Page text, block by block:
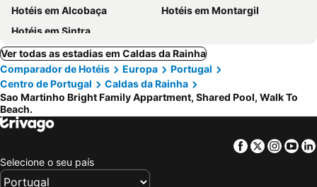
Hotéis em Alcobaça
Hotéis em Montargil
Hotéis em Sintra
Ver todas as estadias em Caldas da Rainha
Comparador de Hotéis
Europa
Portugal
Centro de Portugal
Caldas da Rainha
Sao Martinho Bright Family Appartment, Shared Pool, Walk To
Beach.
Facebook
Twitter
Selecione o seu país